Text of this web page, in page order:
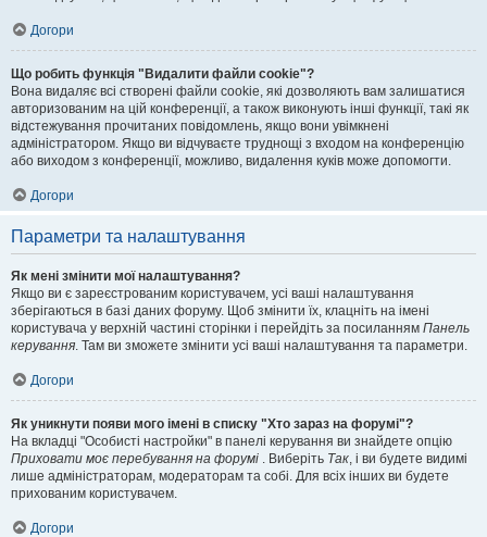
Догори
Що робить функція "Видалити файли cookie"?
Вона видаляє всі створені файли cookie, які дозволяють вам залишатися
авторизованим на цій конференції, а також виконують інші функції, такі як
відстежування прочитаних повідомлень, якщо вони увімкнені
адміністратором. Якщо ви відчуваєте труднощі з входом на конференцію
або виходом з конференції, можливо, видалення куків може допомогти.
Догори
Параметри та налаштування
Як мені змінити мої налаштування?
Якщо ви є зареєстрованим користувачем, усі ваші налаштування
зберігаються в базі даних форуму. Щоб змінити їх, клацніть на імені
користувача у верхній частині сторінки і перейдіть за посиланням Панель
керування. Там ви зможете змінити усі ваші налаштування та параметри.
Догори
Як уникнути появи мого імені в списку "Хто зараз на форумі"?
На вкладці "Особисті настройки" в панелі керування ви знайдете опцію
Приховати моє перебування на форумі . Виберіть Так, і ви будете видимі
лише адміністраторам, модераторам та собі. Для всіх інших ви будете
прихованим користувачем.
Догори